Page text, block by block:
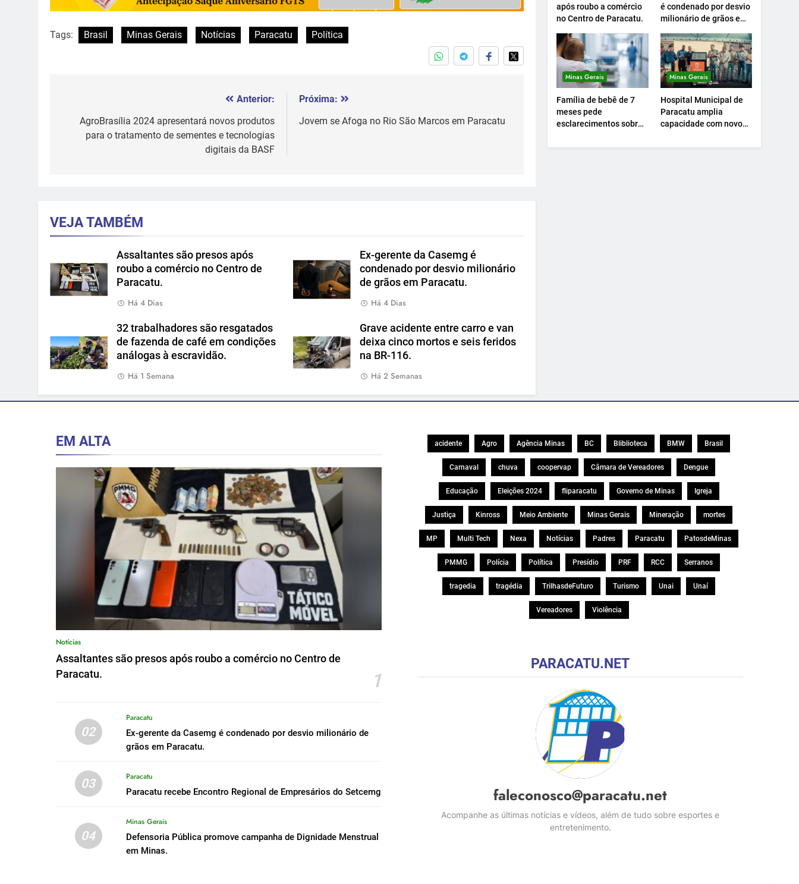
Tags: Brasil Minas Gerais Notícias Paracatu Política
Post
Anterior:
AgroBrasília 2024 apresentará novos produtos
para o tratamento de sementes e tecnologias
digitais da BASF
Próxima:
Jovem se Afoga no Rio São Marcos em Paracatu
VEJA TAMBÉM
Assaltantes são presos após
roubo a comércio no Centro de
Paracatu.
Há 4 Dias
Ex-gerente da Casemg é
condenado por desvio milionário
de grãos em Paracatu.
Há 4 Dias
32 trabalhadores são resgatados
de fazenda de café em condições
análogas à escravidão.
Há 1 Semana
Grave acidente entre carro e van
deixa cinco mortos e seis feridos
na BR-116.
Há 2 Semanas
após roubo a comércio
no Centro de Paracatu.
é condenado por desvio
milionário de grãos em
Minas Gerais
Família de bebê de 7
meses pede
esclarecimentos sobre
transferência
Minas Gerais
Hospital Municipal de
Paracatu amplia
capacidade com novo
EM ALTA
Notícias
Assaltantes são presos após roubo a comércio no Centro de
Paracatu.
1
02
Paracatu
Ex-gerente da Casemg é condenado por desvio milionário de
grãos em Paracatu.
03
Paracatu
Paracatu recebe Encontro Regional de Empresários do Setcemg
04
Minas Gerais
Defensoria Pública promove campanha de Dignidade Menstrual
em Minas.
acidente Agro Agência Minas BC Bliblioteca BMW Brasil
Carnaval chuva coopervap Câmara de Vereadores Dengue
Educação Eleições 2024 fliparacatu Governo de Minas Igreja
Justiça Kinross Meio Ambiente Minas Gerais Mineração mortes
MP Multi Tech Nexa Notícias Padres Paracatu PatosdeMinas
PMMG Polícia Política Presídio PRF RCC Serranos
tragedia tragédia TrilhasdeFuturo Turismo Unai Unaí
Vereadores Violência
PARACATU.NET
faleconosco@paracatu.net
Acompanhe as últimas notícias e vídeos, além de tudo sobre esportes e
entretenimento.